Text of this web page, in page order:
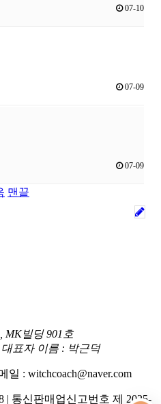
07-10
07-09
07-09
맨끝
MK빌딩 901호
표자 이름 : 박근덕
일 : witchcoach@naver.com
| 통신판매업신고번호 제 2025-